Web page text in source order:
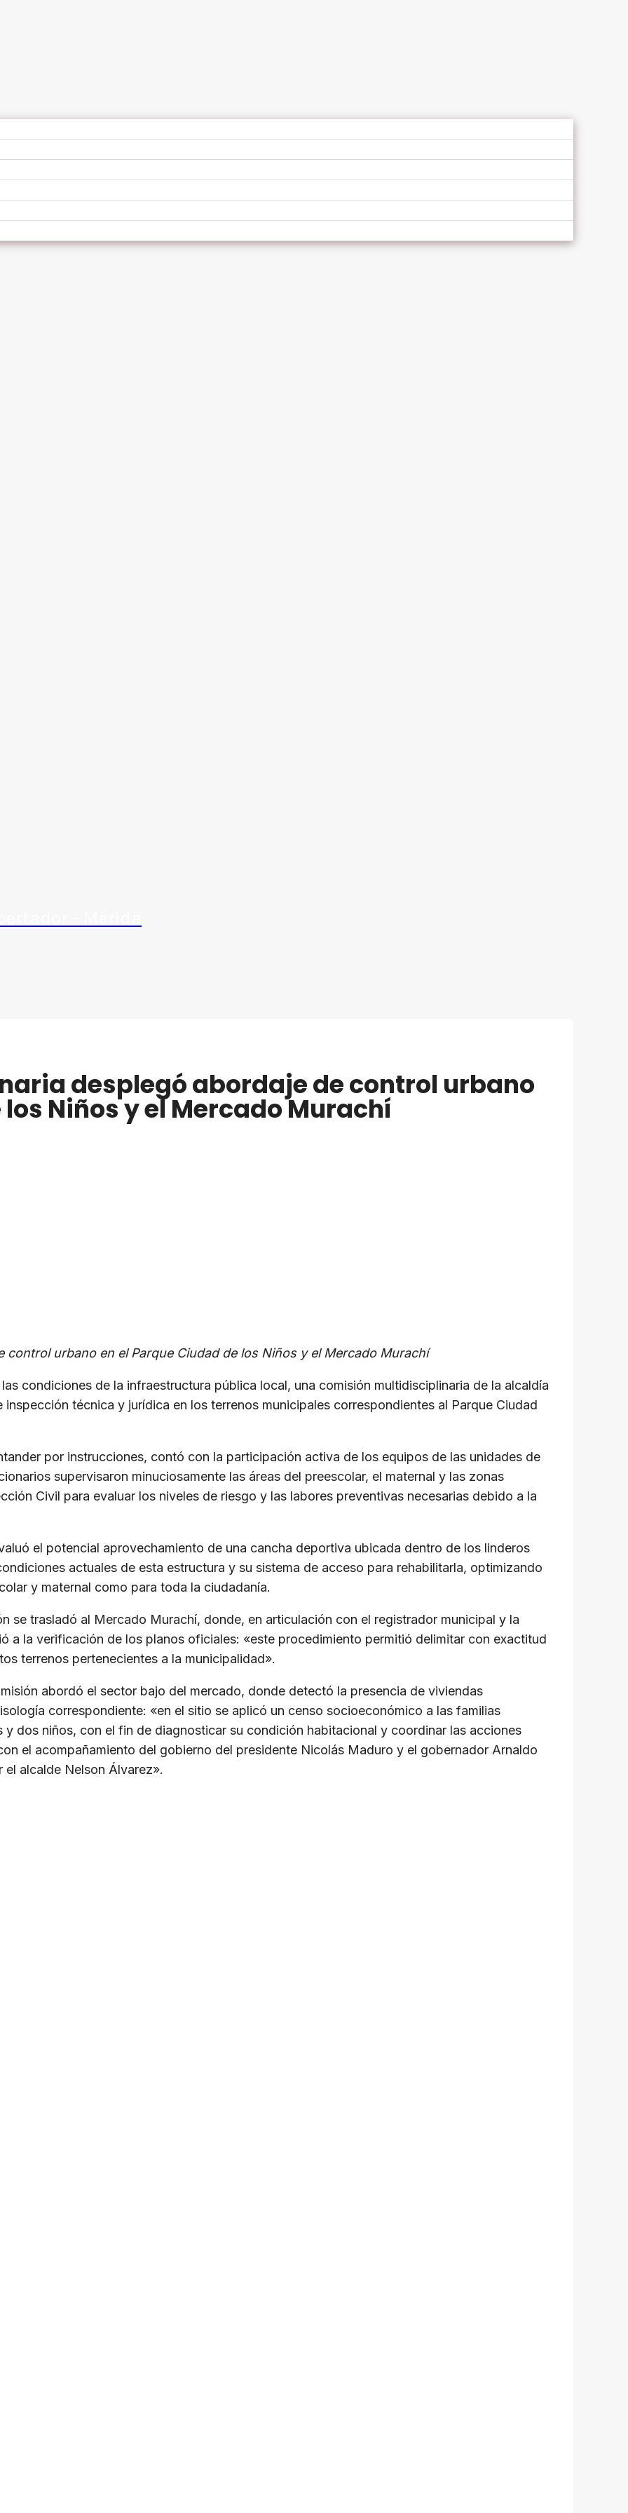
desplegó abordaje de control urbano
Niños y el Mercado Murachí
urbano en el Parque Ciudad de los Niños y el Mercado Murachí
condiciones de la infraestructura pública local, una comisión multidisciplinaria de la alcaldía
técnica y jurídica en los terrenos municipales correspondientes al Parque Ciudad
por instrucciones, contó con la participación activa de los equipos de las unidades de
supervisaron minuciosamente las áreas del preescolar, el maternal y las zonas
Civil para evaluar los niveles de riesgo y las labores preventivas necesarias debido a la
el potencial aprovechamiento de una cancha deportiva ubicada dentro de los linderos
actuales de esta estructura y su sistema de acceso para rehabilitarla, optimizando
y maternal como para toda la ciudadanía.
se trasladó al Mercado Murachí, donde, en articulación con el registrador municipal y la
a la verificación de los planos oficiales: «este procedimiento permitió delimitar con exactitud
terrenos pertenecientes a la municipalidad».
abordó el sector bajo del mercado, donde detectó la presencia de viviendas
correspondiente: «en el sitio se aplicó un censo socioeconómico a las familias
dos niños, con el fin de diagnosticar su condición habitacional y coordinar las acciones
el acompañamiento del gobierno del presidente Nicolás Maduro y el gobernador Arnaldo
el alcalde Nelson Álvarez».